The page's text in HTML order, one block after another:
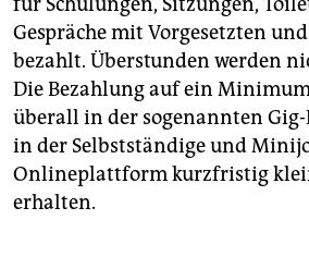
Gespräche mit Vorgesetzten
bezahlt. Überstunden werden
Die Bezahlung auf ein
überall in der sogenannten
in der Selbstständige und
Onlineplattform kurzfristig
erhalten.